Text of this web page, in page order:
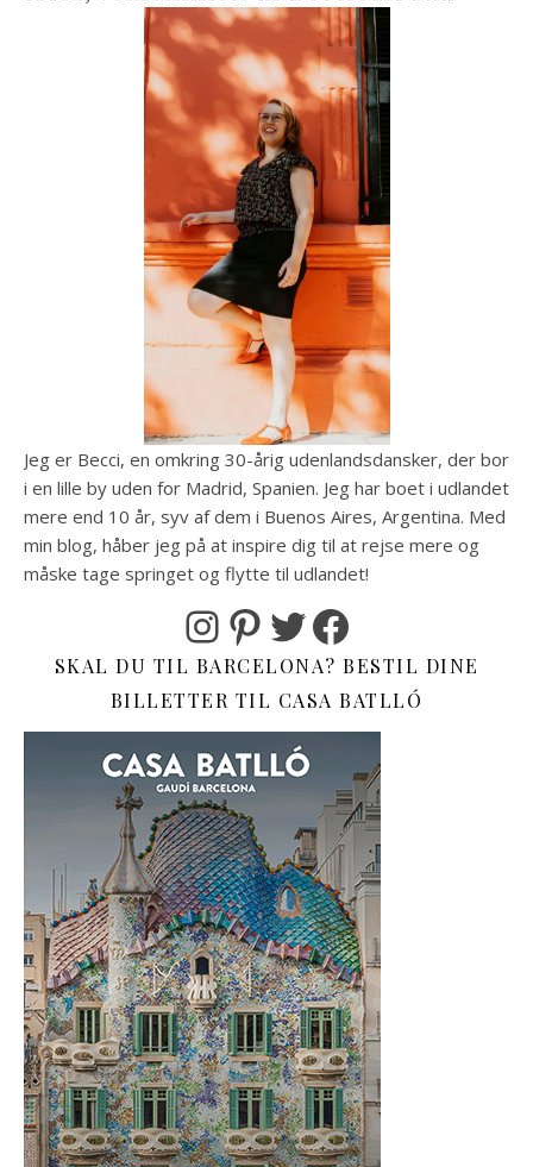
Jeg er Becci, en omkring 30-årig udenlandsdansker, der bor
i en lille by uden for Madrid, Spanien. Jeg har boet i udlandet
mere end 10 år, syv af dem i Buenos Aires, Argentina. Med
min blog, håber jeg på at inspire dig til at rejse mere og
måske tage springet og flytte til udlandet!
InstagramPinterestTwitterFacebook
SKAL DU TIL BARCELONA? BESTIL DINE
BILLETTER TIL CASA BATLLÓ